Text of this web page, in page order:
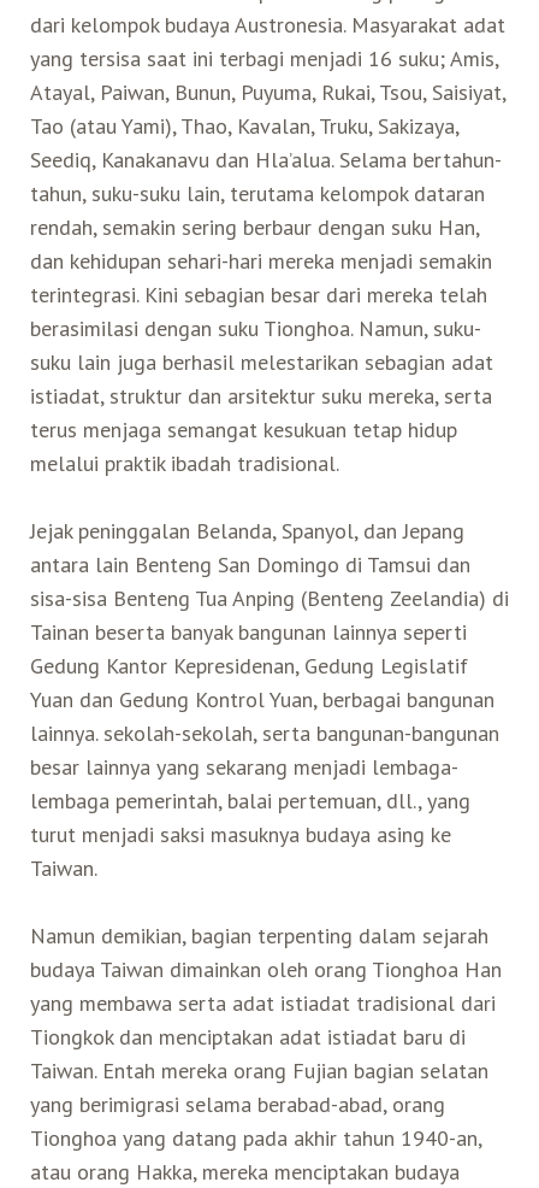
dari kelompok budaya Austronesia. Masyarakat adat
yang tersisa saat ini terbagi menjadi 16 suku; Amis,
Atayal, Paiwan, Bunun, Puyuma, Rukai, Tsou, Saisiyat,
Tao (atau Yami), Thao, Kavalan, Truku, Sakizaya,
Seediq, Kanakanavu dan Hla’alua. Selama bertahun-
tahun, suku-suku lain, terutama kelompok dataran
rendah, semakin sering berbaur dengan suku Han,
dan kehidupan sehari-hari mereka menjadi semakin
terintegrasi. Kini sebagian besar dari mereka telah
berasimilasi dengan suku Tionghoa. Namun, suku-
suku lain juga berhasil melestarikan sebagian adat
istiadat, struktur dan arsitektur suku mereka, serta
terus menjaga semangat kesukuan tetap hidup
melalui praktik ibadah tradisional.
Jejak peninggalan Belanda, Spanyol, dan Jepang
antara lain Benteng San Domingo di Tamsui dan
sisa-sisa Benteng Tua Anping (Benteng Zeelandia) di
Tainan beserta banyak bangunan lainnya seperti
Gedung Kantor Kepresidenan, Gedung Legislatif
Yuan dan Gedung Kontrol Yuan, berbagai bangunan
lainnya. sekolah-sekolah, serta bangunan-bangunan
besar lainnya yang sekarang menjadi lembaga-
lembaga pemerintah, balai pertemuan, dll., yang
turut menjadi saksi masuknya budaya asing ke
Taiwan.
Namun demikian, bagian terpenting dalam sejarah
budaya Taiwan dimainkan oleh orang Tionghoa Han
yang membawa serta adat istiadat tradisional dari
Tiongkok dan menciptakan adat istiadat baru di
Taiwan. Entah mereka orang Fujian bagian selatan
yang berimigrasi selama berabad-abad, orang
Tionghoa yang datang pada akhir tahun 1940-an,
atau orang Hakka, mereka menciptakan budaya